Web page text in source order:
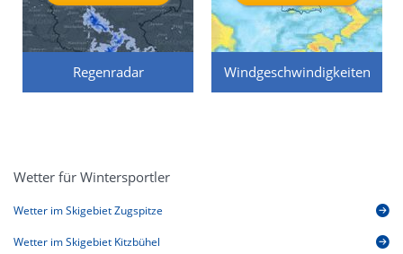
Regenradar Windgeschwindigkeiten
Wetter für Wintersportler
Wetter im Skigebiet Zugspitze
Wetter im Skigebiet Kitzbühel